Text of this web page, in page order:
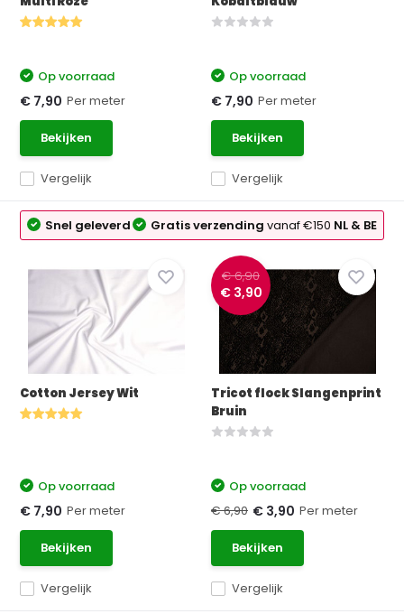
Vergelijk
Op voorraad
€ 7,90 Per meter
Bekijken
Vergelijk
Op voorraad
€ 7,90 Per meter
Bekijken
Snel geleverd Gratis verzendingvanaf €150 NL & BE
Cotton Jersey Wit
Vergelijk
Op voorraad
€ 7,90 Per meter
Bekijken
€ 6,90
€ 3,90
Tricot flock Slangenprint
Bruin
Vergelijk
Op voorraad
€ 6,90 € 3,90 Per meter
Bekijken